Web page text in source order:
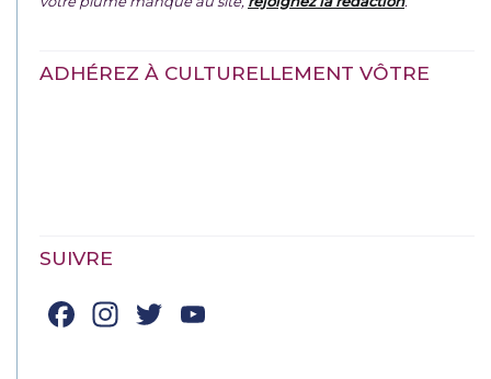
ADHÉREZ À CULTURELLEMENT VÔTRE
SUIVRE
Facebook
Instagram
Twitter